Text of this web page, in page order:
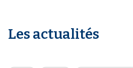
Les actualités